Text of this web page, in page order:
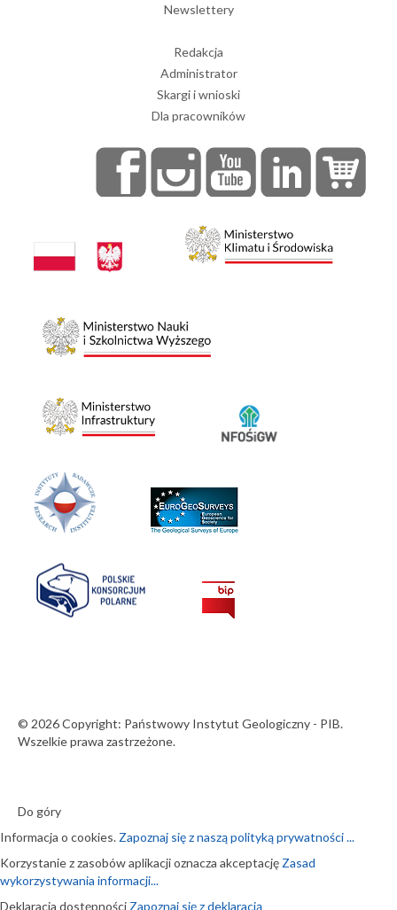
Newslettery
Redakcja
Administrator
Skargi i wnioski
Dla pracowników
© 2026 Copyright: Państwowy Instytut Geologiczny - PIB.
Wszelkie prawa zastrzeżone.
Do góry
Informacja o cookies. Zapoznaj się z naszą polityką prywatności ...
Korzystanie z zasobów aplikacji oznacza akceptację Zasad
wykorzystywania informacji...
Deklaracja dostępności Zapoznaj się z deklaracją